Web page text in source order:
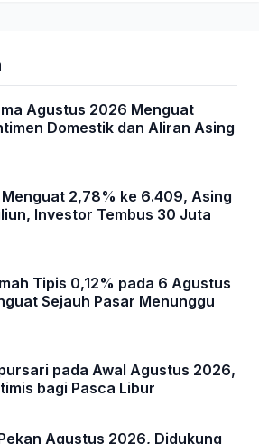
Agustus 2026 Menguat
Domestik dan Aliran Asing
Menguat 2,78% ke 6.409, Asing
Investor Tembus 30 Juta
Tipis 0,12% pada 6 Agustus
Sejauh Pasar Menunggu
pada Awal Agustus 2026,
bagi Pasca Libur
Agustus 2026, Didukung